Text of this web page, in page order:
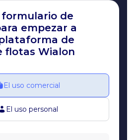
formulario de
empezar a
de
flotas Wialon
El uso comercial
El uso personal